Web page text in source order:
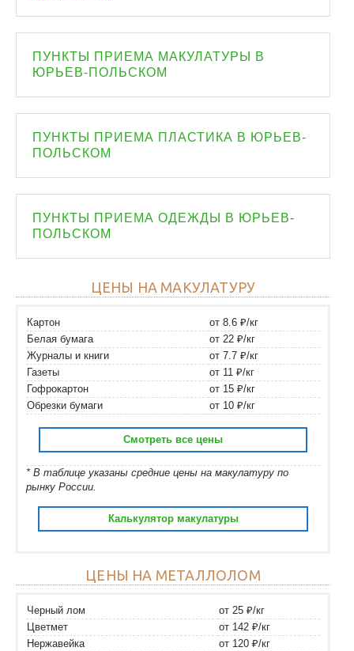
ПУНКТЫ ПРИЕМА МАКУЛАТУРЫ В
ЮРЬЕВ-ПОЛЬСКОМ
ПУНКТЫ ПРИЕМА ПЛАСТИКА В ЮРЬЕВ-
ПОЛЬСКОМ
ПУНКТЫ ПРИЕМА ОДЕЖДЫ В ЮРЬЕВ-
ПОЛЬСКОМ
ЦЕНЫ НА МАКУЛАТУРУ
Картон
от 8.6 ₽/кг
Белая бумага
от 22 ₽/кг
Журналы и книги
от 7.7 ₽/кг
Газеты
от 11 ₽/кг
Гофрокартон
от 15 ₽/кг
Обрезки бумаги
от 10 ₽/кг
Смотреть все цены
* В таблице указаны средние цены на макулатуру по
рынку России.
Калькулятор макулатуры
ЦЕНЫ НА МЕТАЛЛОЛОМ
Черный лом
от 25 ₽/кг
Цветмет
от 142 ₽/кг
Нержавейка
от 120 ₽/кг